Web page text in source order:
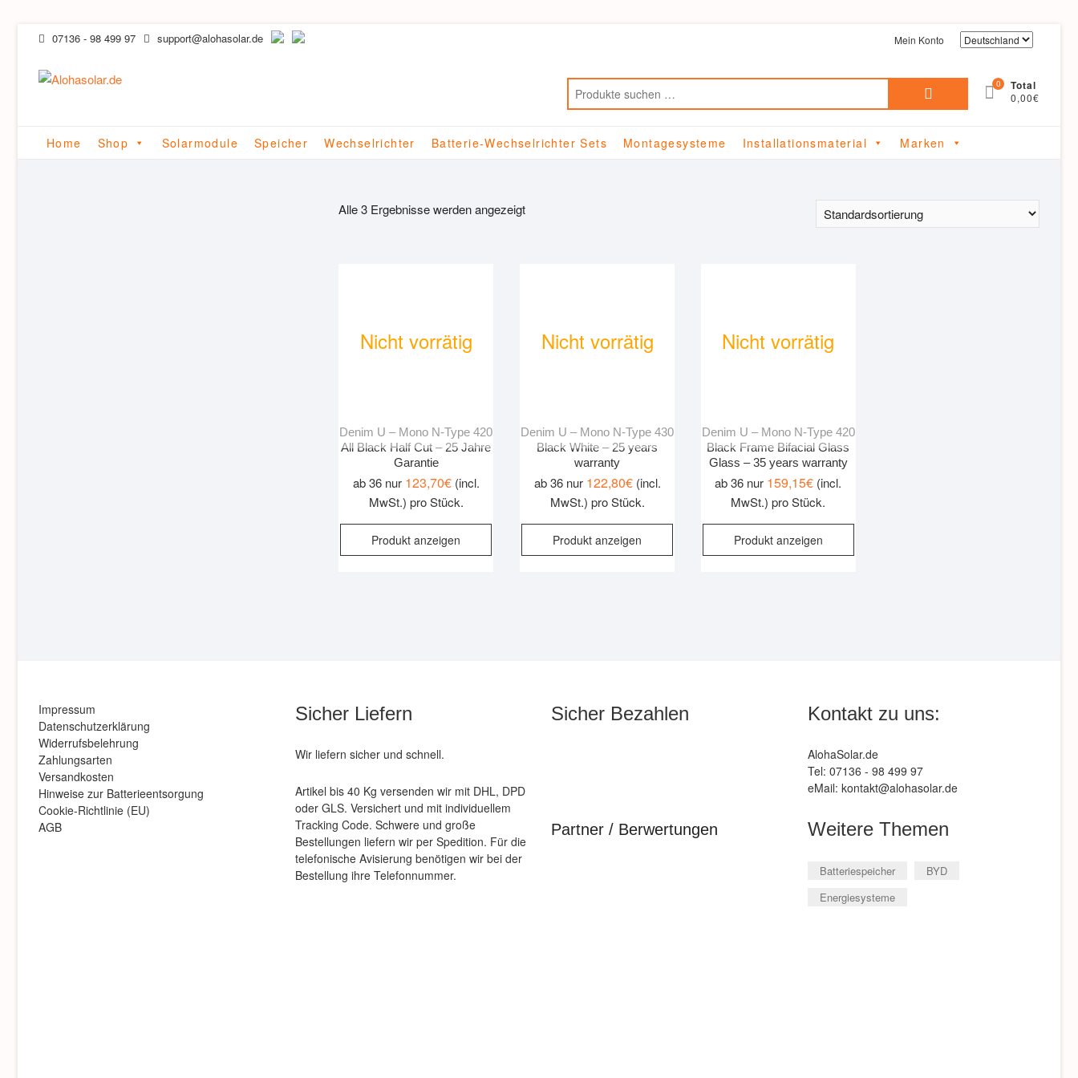
Skip
content
07136 - 98 499 97 support@alohasolar.de Mein Konto
Suchen
0 Total
0,00€
Home Shop Solarmodule Speicher Wechselrichter Batterie-Wechselrichter Sets Montagesysteme Installationsmaterial Marken
Alle 3 Ergebnisse werden angezeigt
Denim U – Mono N-Type 420
All Black Half Cut – 25 Jahre
Garantie
ab 36 nur 123,70€(incl.
MwSt.) pro Stück.
Produkt anzeigen
Nicht vorrätig
Denim U – Mono N-Type 430
Black White – 25 years
warranty
ab 36 nur 122,80€(incl.
MwSt.) pro Stück.
Produkt anzeigen
Nicht vorrätig
Denim U – Mono N-Type 420
Black Frame Bifacial Glass
Glass – 35 years warranty
ab 36 nur 159,15€ (incl.
MwSt.) pro Stück.
Produkt anzeigen
Nicht vorrätig
Impressum
Datenschutzerklärung
Widerrufsbelehrung
Zahlungsarten
Versandkosten
Hinweise zur Batterieentsorgung
Cookie-Richtlinie (EU)
AGB
Sicher Liefern
Wir liefern sicher und schnell.
Artikel bis 40 Kg versenden wir mit DHL, DPD
oder GLS. Versichert und mit individuellem
Tracking Code. Schwere und große
Bestellungen liefern wir per Spedition. Für die
telefonische Avisierung benötigen wir bei der
Bestellung ihre Telefonnummer.
Sicher Bezahlen
Partner / Berwertungen
Kontakt zu uns:
AlohaSolar.de
Tel: 07136 - 98 499 97
eMail: kontakt@alohasolar.de
Weitere Themen
Batteriespeicher
BYD
Energiesysteme